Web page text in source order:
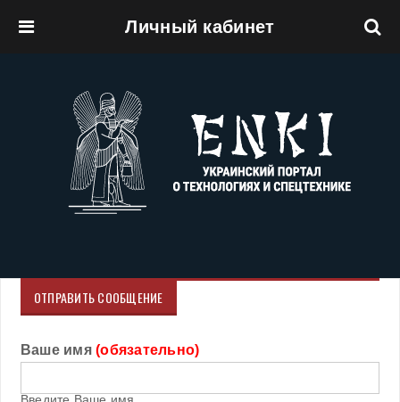
Личный кабинет
ОТПРАВИТЬ СООБЩЕНИЕ
Ваше имя(обязательно)